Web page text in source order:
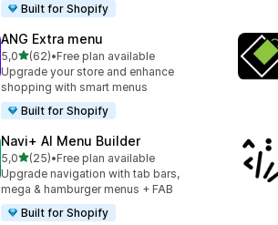
Built for Shopify
ANG Extra menu
5,0na 5 gwiazdek
(62)
Łączna liczba recenzji: 62
•Free plan available
Upgrade your store and enhance
shopping with smart menus
Built for Shopify
Navi+ AI Menu Builder
5,0na 5 gwiazdek
(25)
Łączna liczba recenzji: 25
•Free plan available
Upgrade navigation with tab bars,
mega & hamburger menus + FAB
Built for Shopify